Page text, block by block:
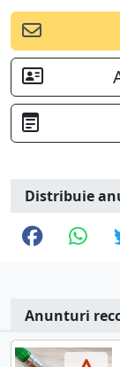
Distribuie
Anunturi